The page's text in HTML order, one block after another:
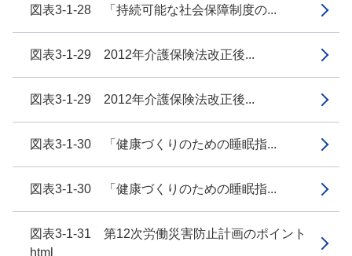
図表3-1-28 「持続可能な社会保障制度の...
図表3-1-29 2012年介護保険法改正後...
図表3-1-29 2012年介護保険法改正後...
図表3-1-30 「健康づくりのための睡眠指...
図表3-1-30 「健康づくりのための睡眠指...
図表3-1-31 第12次労働災害防止計画のポイント
html